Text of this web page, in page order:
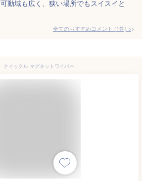
動域も広く、狭い場所でもスイスイと
全てのおすすめコメント (1件) >
クイックル マグネットワイパー